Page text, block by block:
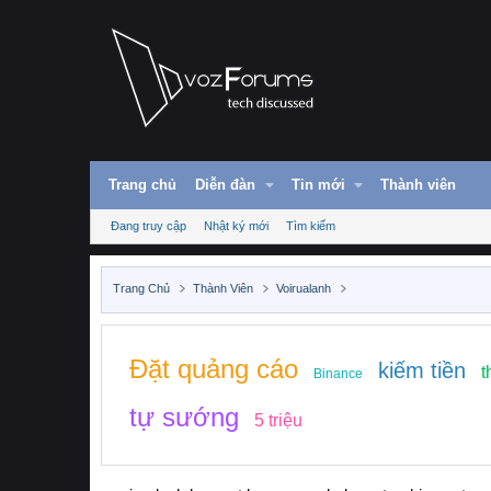
Trang chủ Diễn đàn Tin mới Thành viên
Đang truy cập Nhật ký mới Tìm kiếm
Trang Chủ Thành Viên Voirualanh
Đặt quảng cáo Binance kiếm tiền
tự sướng 5 triệu